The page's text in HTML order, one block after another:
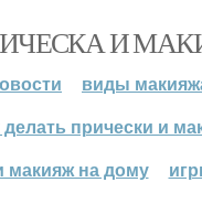
И
виды
делать прически и
макияж на дому